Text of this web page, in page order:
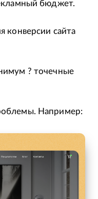
бюджет.
конверсии сайта
? точечные
Например: